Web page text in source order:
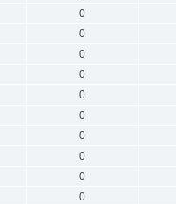
0
0
0
0
0
0
0
0
0
0